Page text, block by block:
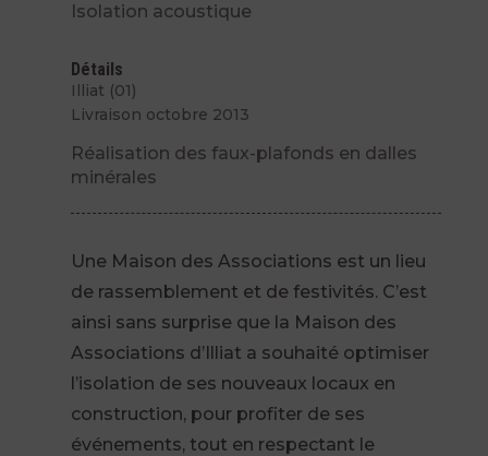
Isolation acoustique
Détails
Illiat (01)
Livraison octobre 2013
Réalisation des faux-plafonds en dalles
minérales
Une Maison des Associations est un lieu
de rassemblement et de festivités. C’est
ainsi sans surprise que la Maison des
Associations d’Illiat a souhaité optimiser
l’isolation de ses nouveaux locaux en
construction, pour profiter de ses
événements, tout en respectant le